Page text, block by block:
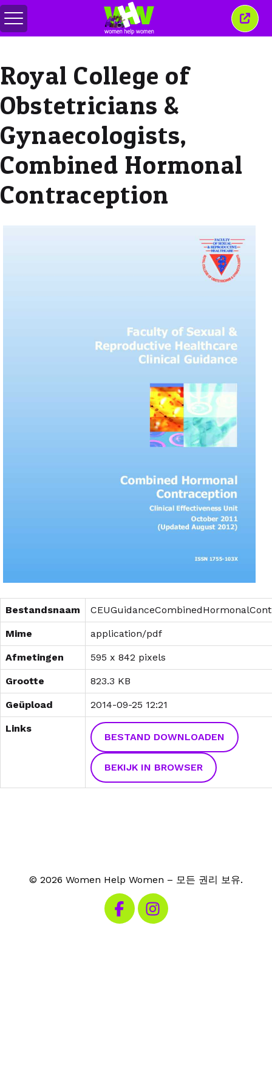
메
뉴
이
창
Royal College of
Obstetricians &
Gynaecologists,
Combined Hormonal
Contraception
Bestandsnaam
Mime application/pdf
Afmetingen 595 x 842 pixels
Grootte 823.3 KB
Geüpload 2014-09-25 12:21
Links
BESTAND DOWNLOADEN
BEKIJK IN BROWSER
© 2026 Women Help Women – 모든 권리 보유.
페이스북 방문하기
인스타그램 방문하기